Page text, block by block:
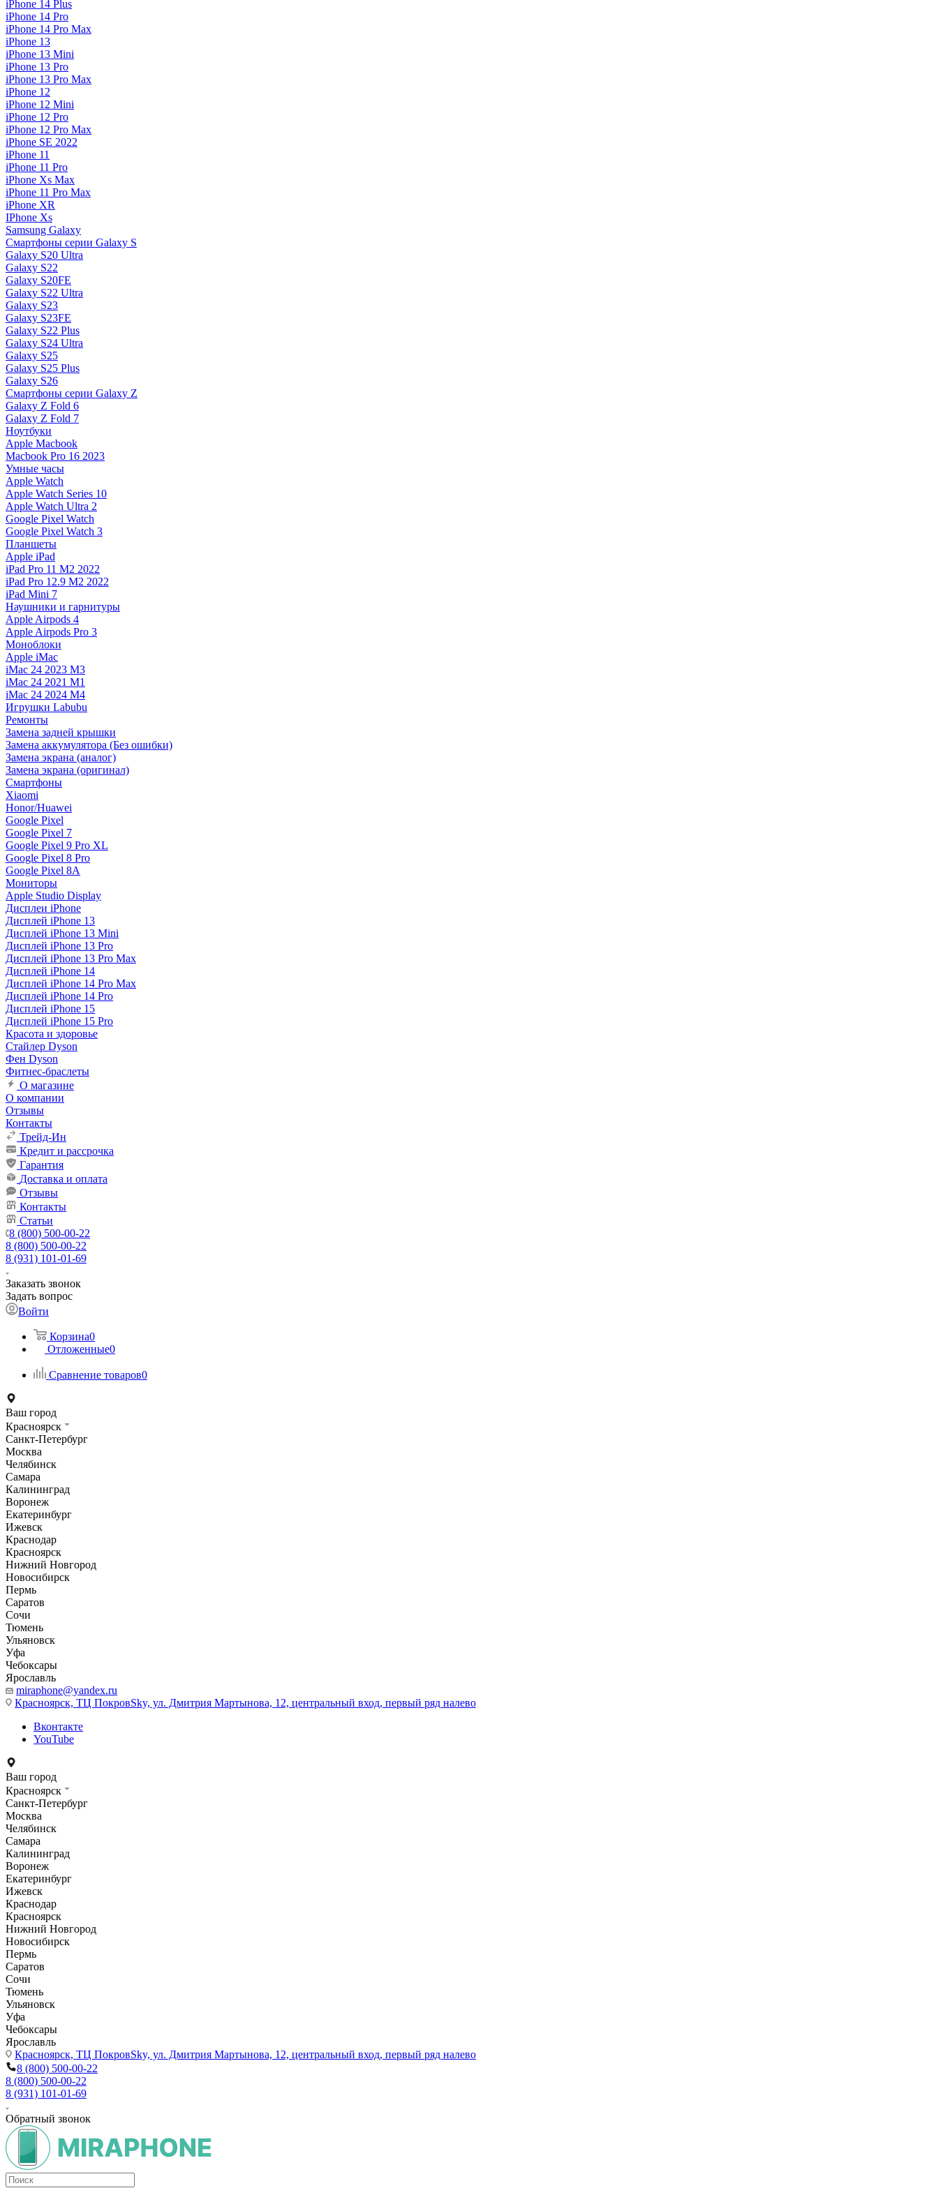
iPhone 14 Plus
iPhone 14 Pro
iPhone 14 Pro Max
iPhone 13
iPhone 13 Mini
iPhone 13 Pro
iPhone 13 Pro Max
iPhone 12
iPhone 12 Mini
iPhone 12 Pro
iPhone 12 Pro Max
iPhone SE 2022
iPhone 11
iPhone 11 Pro
iPhone Xs Max
iPhone 11 Pro Max
iPhone XR
IPhone Xs
Samsung Galaxy
Смартфоны серии Galaxy S
Galaxy S20 Ultra
Galaxy S22
Galaxy S20FE
Galaxy S22 Ultra
Galaxy S23
Galaxy S23FE
Galaxy S22 Plus
Galaxy S24 Ultra
Galaxy S25
Galaxy S25 Plus
Galaxy S26
Смартфоны серии Galaxy Z
Galaxy Z Fold 6
Galaxy Z Fold 7
Ноутбуки
Apple Macbook
Macbook Pro 16 2023
Умные часы
Apple Watch
Apple Watch Series 10
Apple Watch Ultra 2
Google Pixel Watch
Google Pixel Watch 3
Планшеты
Apple iPad
iPad Pro 11 M2 2022
iPad Pro 12.9 M2 2022
iPad Mini 7
Наушники и гарнитуры
Apple Airpods 4
Apple Airpods Pro 3
Моноблоки
Apple iMac
iMac 24 2023 M3
iMac 24 2021 M1
iMac 24 2024 M4
Игрушки Labubu
Ремонты
Замена задней крышки
Замена аккумулятора (Без ошибки)
Замена экрана (аналог)
Замена экрана (оригинал)
Смартфоны
Xiaomi
Honor/Huawei
Google Pixel
Google Pixel 7
Google Pixel 9 Pro XL
Google Pixel 8 Pro
Google Pixel 8A
Мониторы
Apple Studio Display
Дисплеи iPhone
Дисплей iPhone 13
Дисплей iPhone 13 Mini
Дисплей iPhone 13 Pro
Дисплей iPhone 13 Pro Max
Дисплей iPhone 14
Дисплей iPhone 14 Pro Max
Дисплей iPhone 14 Pro
Дисплей iPhone 15
Дисплей iPhone 15 Pro
Красота и здоровье
Стайлер Dyson
Фен Dyson
Фитнес-браслеты
О магазине
О компании
Отзывы
Контакты
Трейд-Ин
Кредит и рассрочка
Гарантия
Доставка и оплата
Отзывы
Контакты
Статьи
8 (800) 500-00-22
8 (800) 500-00-22
8 (931) 101-01-69
Заказать звонок
Задать вопрос
Войти
Корзина0
Отложенные0
Сравнение товаров0
Ваш город
Красноярск
Санкт-Петербург
Москва
Челябинск
Самара
Калининград
Воронеж
Екатеринбург
Ижевск
Краснодар
Красноярск
Нижний Новгород
Новосибирск
Пермь
Саратов
Сочи
Тюмень
Ульяновск
Уфа
Чебоксары
Ярославль
miraphone@yandex.ru
Красноярск, ТЦ ПокровSky, ул. Дмитрия Мартынова, 12, центральный вход, первый ряд налево
Вконтакте
YouTube
Ваш город
Красноярск
Санкт-Петербург
Москва
Челябинск
Самара
Калининград
Воронеж
Екатеринбург
Ижевск
Краснодар
Красноярск
Нижний Новгород
Новосибирск
Пермь
Саратов
Сочи
Тюмень
Ульяновск
Уфа
Чебоксары
Ярославль
Красноярск, ТЦ ПокровSky, ул. Дмитрия Мартынова, 12, центральный вход, первый ряд налево
8 (800) 500-00-22
8 (800) 500-00-22
8 (931) 101-01-69
Обратный звонок